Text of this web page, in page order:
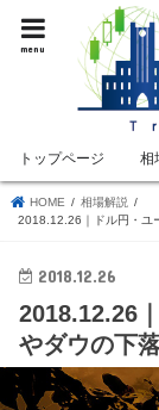
menu
トップページ 相
HOME
相場解説
2018.12.26｜ドル円・ユ
2018.12.26
2018.12.26
やダウの下